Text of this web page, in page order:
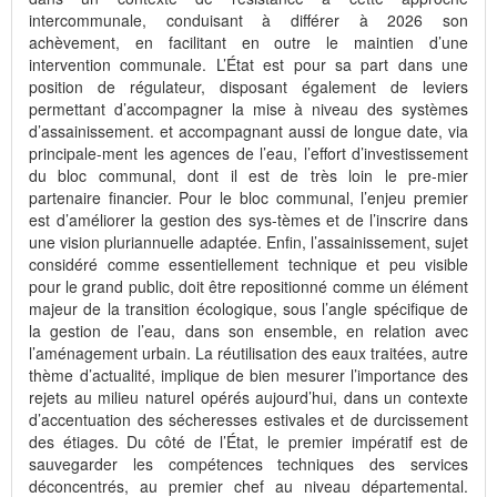
intercommunale, conduisant à différer à 2026 son
achèvement, en facilitant en outre le maintien d’une
intervention communale. L’État est pour sa part dans une
position de régulateur, disposant également de leviers
permettant d’accompagner la mise à niveau des systèmes
d’assainissement. et accompagnant aussi de longue date, via
principale-ment les agences de l’eau, l’effort d’investissement
du bloc communal, dont il est de très loin le pre-mier
partenaire financier. Pour le bloc communal, l’enjeu premier
est d’améliorer la gestion des sys-tèmes et de l’inscrire dans
une vision pluriannuelle adaptée. Enfin, l’assainissement, sujet
considéré comme essentiellement technique et peu visible
pour le grand public, doit être repositionné comme un élément
majeur de la transition écologique, sous l’angle spécifique de
la gestion de l’eau, dans son ensemble, en relation avec
l’aménagement urbain. La réutilisation des eaux traitées, autre
thème d’actualité, implique de bien mesurer l’importance des
rejets au milieu naturel opérés aujourd’hui, dans un contexte
d’accentuation des sécheresses estivales et de durcissement
des étiages. Du côté de l’État, le premier impératif est de
sauvegarder les compétences techniques des services
déconcentrés, au premier chef au niveau départemental.